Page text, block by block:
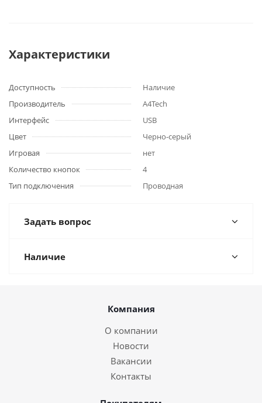
Характеристики
Доступность
Наличие
Производитель
A4Tech
Интерфейс
USB
Цвет
Черно-серый
Игровая
нет
Количество кнопок
4
Тип подключения
Проводная
Задать вопрос
Наличие
Компания
О компании
Новости
Вакансии
Контакты